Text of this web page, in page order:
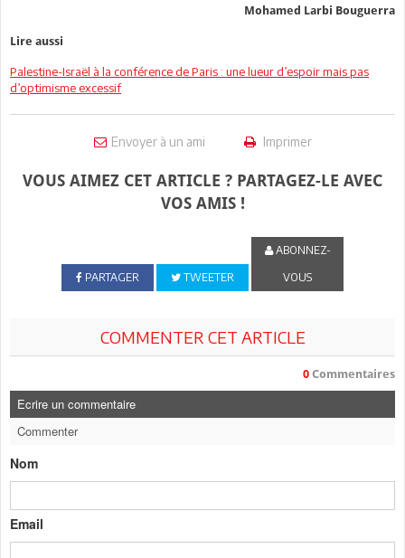
Mohamed Larbi Bouguerra
Lire aussi
Palestine-Israël à la conférence de Paris : une lueur d’espoir mais pas
d’optimisme excessif
Envoyer à un ami Imprimer
VOUS AIMEZ CET ARTICLE ? PARTAGEZ-LE AVEC
VOS AMIS !
PARTAGER TWEETER
ABONNEZ-
VOUS
COMMENTER CET ARTICLE
0 Commentaires
Ecrire un commentaire
Commenter
Nom
Email